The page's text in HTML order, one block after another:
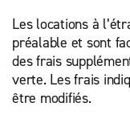
Les locations à
préalable et sont
des frais
verte. Les frais
être modifiés.